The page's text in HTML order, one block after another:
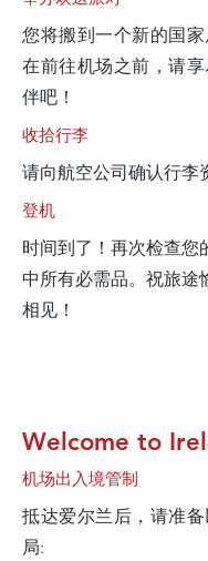
您将搬到一个新的国家
在前往机场之前，请
伴吧！
收拾行李
请向航空公司确认行李
登机
时间到了！再次检查您
中所有必需品。祝旅途
相见！
Welcome to
机场出入境管制
抵达爱尔兰后，请准
局: